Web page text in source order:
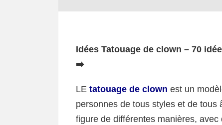
Idées Tatouage de clown – 70
➡️
LE tatouage de clown est un
personnes de tous styles et de
figure de différentes manières,